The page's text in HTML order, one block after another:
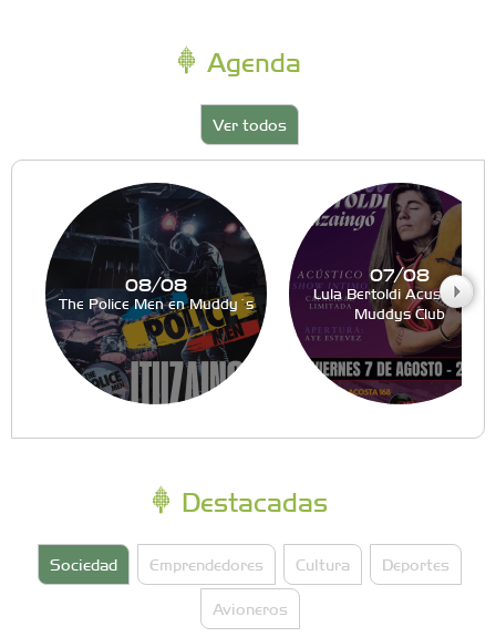
Agenda
Ver todos
08/08
The Police Men en Muddy´s
07/08
Lula Bertoldi Acustico en
Muddys Club
Destacadas
Sociedad Emprendedores Cultura Deportes
Avioneros